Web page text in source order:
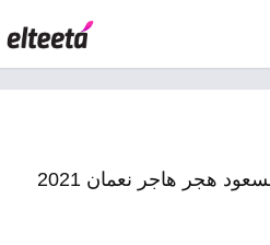
هجر هاجر نعمان 2021